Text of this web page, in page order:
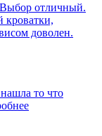
отличный.
кроватки,
доволен.
то что